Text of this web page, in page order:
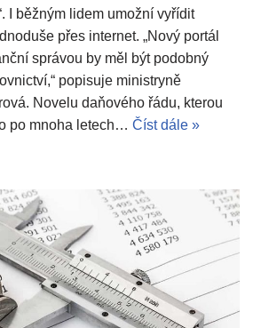
I běžným lidem umožní vyřídit
přes internet. „Nový portál
správou by měl být podobný
popisuje ministryně
Novelu daňového řádu, kterou
po mnoha letech… Číst dále »